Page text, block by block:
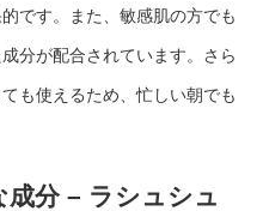
です。また、敏感肌の方でも
分が配合されています。さら
も使えるため、忙しい朝でも
分 – ラシュシュ